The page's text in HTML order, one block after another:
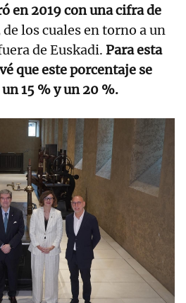
en 2019 con una cifra de
de los cuales en torno a un
de Euskadi. Para esta
que este porcentaje se
15 % y un 20 %.